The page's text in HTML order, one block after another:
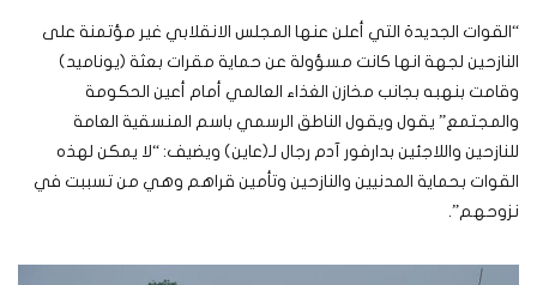
“القوات الجديدة التي أعلن عنها المجلس الانقلابي غير مؤتمنة على
النازحين لجهة انها كانت مسؤولة عن حماية مقرات بعثة (يوناميد)
وقامت بنهبه بجانب مخازن الغذاء العالمي أمام أعين الحكومة
والمجتمع” يقول ويقول الناطق الرسمي باسم المنسقية العامة
للنازحين واللاجئين بدارفور آدم رجال لـ(عاين) ويضيف: “لا يمكن لهذه
القوات بحماية المدنيين والنازحين وتأمين قراهم وهي من تسببت في
نزوحهم”.